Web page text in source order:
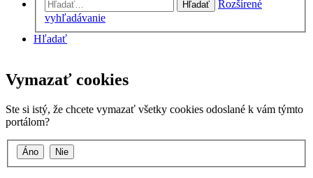
Hľadať
Rozšírené
vyhľadávanie
Hľadať
Vymazať cookies
Ste si istý, že chcete vymazať všetky cookies odoslané k vám týmto
portálom?